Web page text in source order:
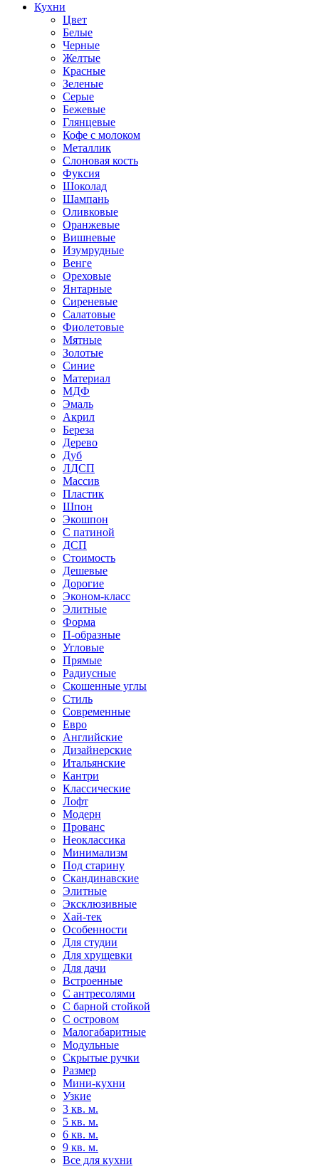
Кухни
Цвет
Белые
Черные
Желтые
Красные
Зеленые
Серые
Бежевые
Глянцевые
Кофе с молоком
Металлик
Слоновая кость
Фуксия
Шоколад
Шампань
Оливковые
Оранжевые
Вишневые
Изумрудные
Венге
Ореховые
Янтарные
Сиреневые
Салатовые
Фиолетовые
Мятные
Золотые
Синие
Материал
МДФ
Эмаль
Акрил
Береза
Дерево
Дуб
ЛДСП
Массив
Пластик
Шпон
Экошпон
С патиной
ДСП
Стоимость
Дешевые
Дорогие
Эконом-класс
Элитные
Форма
П-образные
Угловые
Прямые
Радиусные
Скошенные углы
Стиль
Современные
Евро
Английские
Дизайнерские
Итальянские
Кантри
Классические
Лофт
Модерн
Прованс
Неоклассика
Минимализм
Под старину
Скандинавские
Элитные
Эксклюзивные
Хай-тек
Особенности
Для студии
Для хрущевки
Для дачи
Встроенные
С антресолями
С барной стойкой
С островом
Малогабаритные
Модульные
Скрытые ручки
Размер
Мини-кухни
Узкие
3 кв. м.
5 кв. м.
6 кв. м.
9 кв. м.
Все для кухни